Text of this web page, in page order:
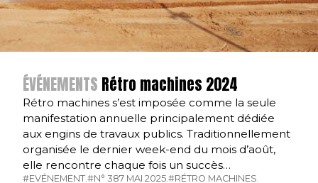
ÉVÉNEMENTS Rétro machines 2024
Rétro machines s’est imposée comme la seule
manifestation annuelle principalement dédiée
aux engins de travaux publics. Traditionnellement
organisée le dernier week-end du mois d’août,
elle rencontre chaque fois un succès…
#EVÉNEMENT. #N° 387 MAI 2025. #RÉTRO MACHINES.